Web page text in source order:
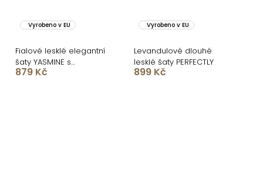
Vyrobeno v EU
Fialové lesklé elegantní
šaty YASMINE s
rozparkem
879 Kč
Vyrobeno v EU
Levandulové dlouhé
lesklé šaty PERFECTLY
899 Kč